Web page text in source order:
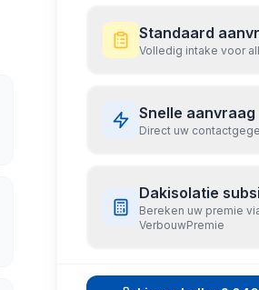
Standaard
Volledig intake voor
Snelle aanvraag
Direct uw
Dakisolatie
Bereken uw premie
VerbouwPremie